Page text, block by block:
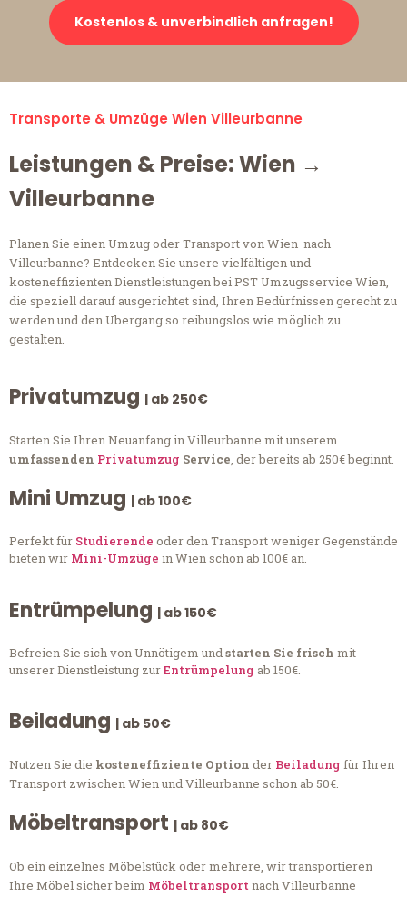
Kostenlos & unverbindlich anfragen!
Transporte & Umzüge Wien Villeurbanne
Leistungen & Preise: Wien →
Villeurbanne
Planen Sie einen Umzug oder Transport von Wien nach
Villeurbanne? Entdecken Sie unsere vielfältigen und
kosteneffizienten Dienstleistungen bei PST Umzugsservice Wien,
die speziell darauf ausgerichtet sind, Ihren Bedürfnissen gerecht zu
werden und den Übergang so reibungslos wie möglich zu
gestalten.
Privatumzug | ab 250€
Starten Sie Ihren Neuanfang in Villeurbanne mit unserem
umfassenden Privatumzug Service, der bereits ab 250€ beginnt.
Mini Umzug | ab 100€
Perfekt für Studierende oder den Transport weniger Gegenstände
bieten wir Mini-Umzüge in Wien schon ab 100€ an.
Entrümpelung | ab 150€
Befreien Sie sich von Unnötigem undstarten Sie frisch mit
unserer Dienstleistung zurEntrümpelung ab 150€.
Beiladung | ab 50€
Nutzen Sie die kosteneffiziente Option der Beiladung für Ihren
Transport zwischen Wien und Villeurbanne schon ab 50€.
Möbeltransport | ab 80€
Ob ein einzelnes Möbelstück oder mehrere, wir transportieren
Ihre Möbel sicher beim Möbeltransportnach Villeurbanne